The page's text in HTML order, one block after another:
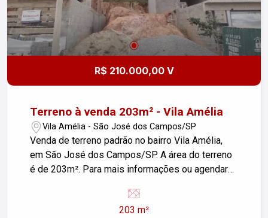
R$ 210.000,00 V
Terreno à venda 203m² - Vila Amélia
Vila Amélia - São José dos Campos/SP
Venda de terreno padrão no bairro Vila Amélia,
em São José dos Campos/SP. A área do terreno
é de 203m². Para mais informações ou agendar
203 m²